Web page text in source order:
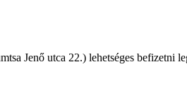
Jenő utca 22.) lehetséges befizetni